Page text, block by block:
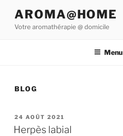
contenu
AROMA@HOME
Votre aromathérapie @ domicile
Menu
BLOG
PUBLIÉ
LE
24 AOÛT 2021
Herpès labial